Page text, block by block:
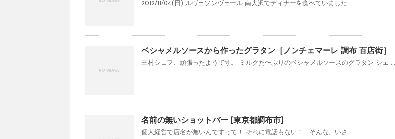
2012/11/04(日) ルヴェソンヴェール 南大沢でディナーを食べていました ...
ベシャメルソースから作ったグラタン［ノンチェマーレ 調布 百店街］
三村シェフ、頑張ったようです。 ミルクた〜ぷりのベシャメルソースのグラタン シェ ...
名前の無いショットバー [東京都調布市]
個人経営で店名が無いんですって！ それに電話もない！ そんな、いさ ...